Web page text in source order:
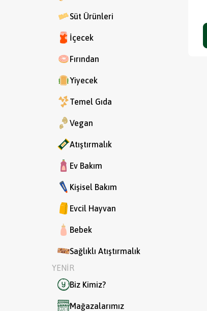
Süt Ürünleri
İçecek
Fırından
Yiyecek
Temel Gıda
Vegan
Atıştırmalık
Ev Bakım
Kişisel Bakım
Evcil Hayvan
Bebek
Sağlıklı Atıştırmalık
YENİR
Biz Kimiz?
Mağazalarımız